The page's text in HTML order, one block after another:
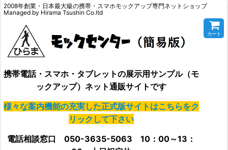
2008年創業・日本最大級の携帯・スマホモックアップ専門ネットショップ
Managed by Hirama Tsushin Co.ltd
携帯電話・スマホ・タブレットの展示用サンプル（モ
ックアップ）ネット通販サイトです
様々な案内機能の充実した正式版サイトはこちらをク
リックして下さい
電話相談窓口 050-3635-5063 10：00～13：
カート